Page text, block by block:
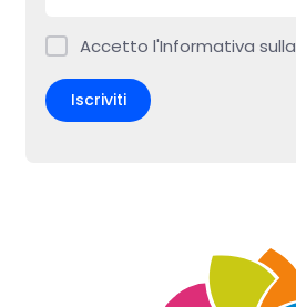
Accetto l'Informativa sulla
Iscriviti